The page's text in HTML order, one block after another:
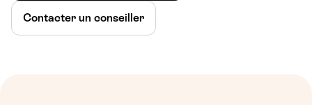
Contacter un conseiller